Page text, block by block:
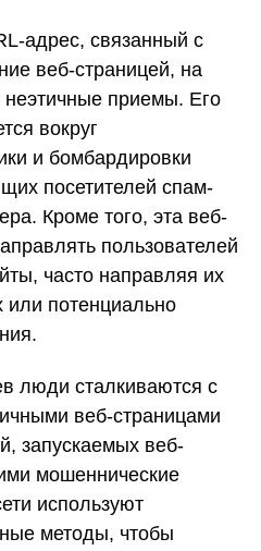
адрес, связанный с
веб-страницей, на
неэтичные приемы. Его
вокруг
и бомбардировки
посетителей спам-
Кроме того, эта веб-
пользователей
часто направляя их
или потенциально
люди сталкиваются с
веб-страницами
запускаемых веб-
мошеннические
используют
методы, чтобы